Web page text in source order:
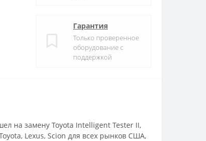
Гарантия
Только проверенное
оборудование с
поддержкой
на замену Toyota Intelligent Tester II,
Lexus, Scion для всех рынков США,